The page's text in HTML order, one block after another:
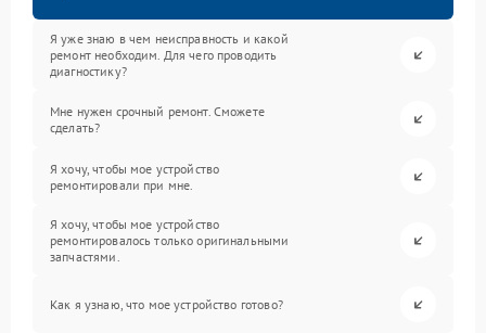
Я уже знаю в чем неисправность и какой
ремонт необходим. Для чего проводить
диагностику?
Мне нужен срочный ремонт. Сможете
сделать?
Я хочу, чтобы мое устройство
ремонтировали при мне.
Я хочу, чтобы мое устройство
ремонтировалось только оригинальными
запчастями.
Как я узнаю, что мое устройство готово?